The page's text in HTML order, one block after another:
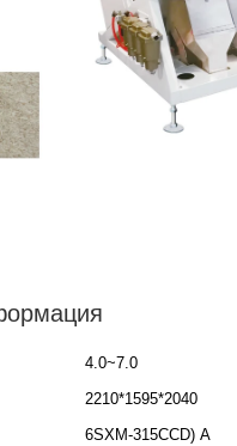
4.0~7.0
2210*1595*2040
6SXM-315CCD) A